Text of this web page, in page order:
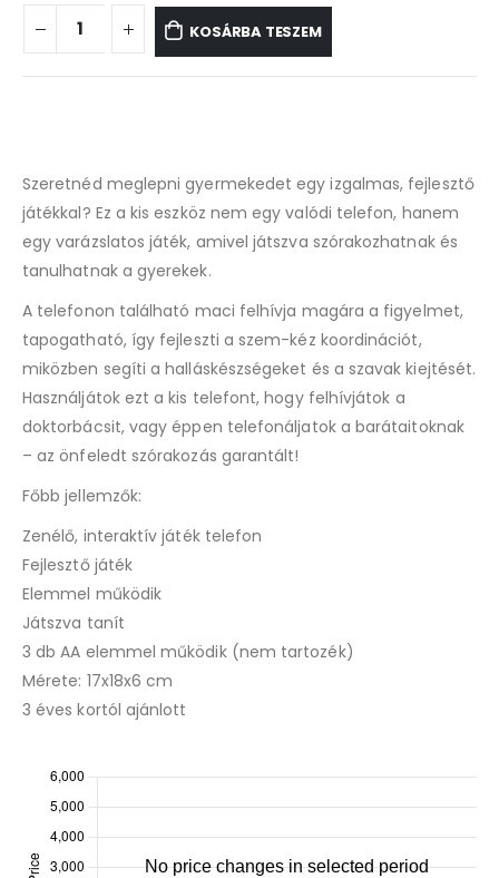
KOSÁRBA TESZEM
Szeretnéd meglepni gyermekedet egy izgalmas, fejlesztő
játékkal? Ez a kis eszköz nem egy valódi telefon, hanem
egy varázslatos játék, amivel játszva szórakozhatnak és
tanulhatnak a gyerekek.
A telefonon található maci felhívja magára a figyelmet,
tapogatható, így fejleszti a szem-kéz koordinációt,
miközben segíti a halláskészségeket és a szavak kiejtését.
Használjátok ezt a kis telefont, hogy felhívjátok a
doktorbácsit, vagy éppen telefonáljatok a barátaitoknak
– az önfeledt szórakozás garantált!
Főbb jellemzők:
Zenélő, interaktív játék telefon
Fejlesztő játék
Elemmel működik
Játszva tanít
3 db AA elemmel működik (nem tartozék)
Mérete: 17x18x6 cm
3 éves kortól ajánlott